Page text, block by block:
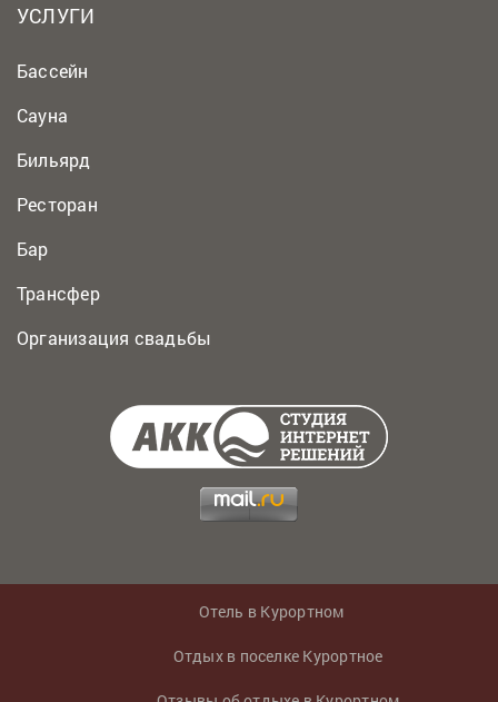
УСЛУГИ
Бассейн
Сауна
Бильярд
Ресторан
Бар
Трансфер
Организация свадьбы
Отель в Курортном
Отдых в поселке Курортное